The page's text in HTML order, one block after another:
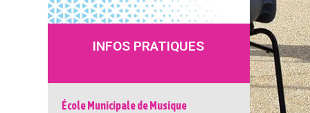
INFOS PRATIQUES
École Municipale de Musique